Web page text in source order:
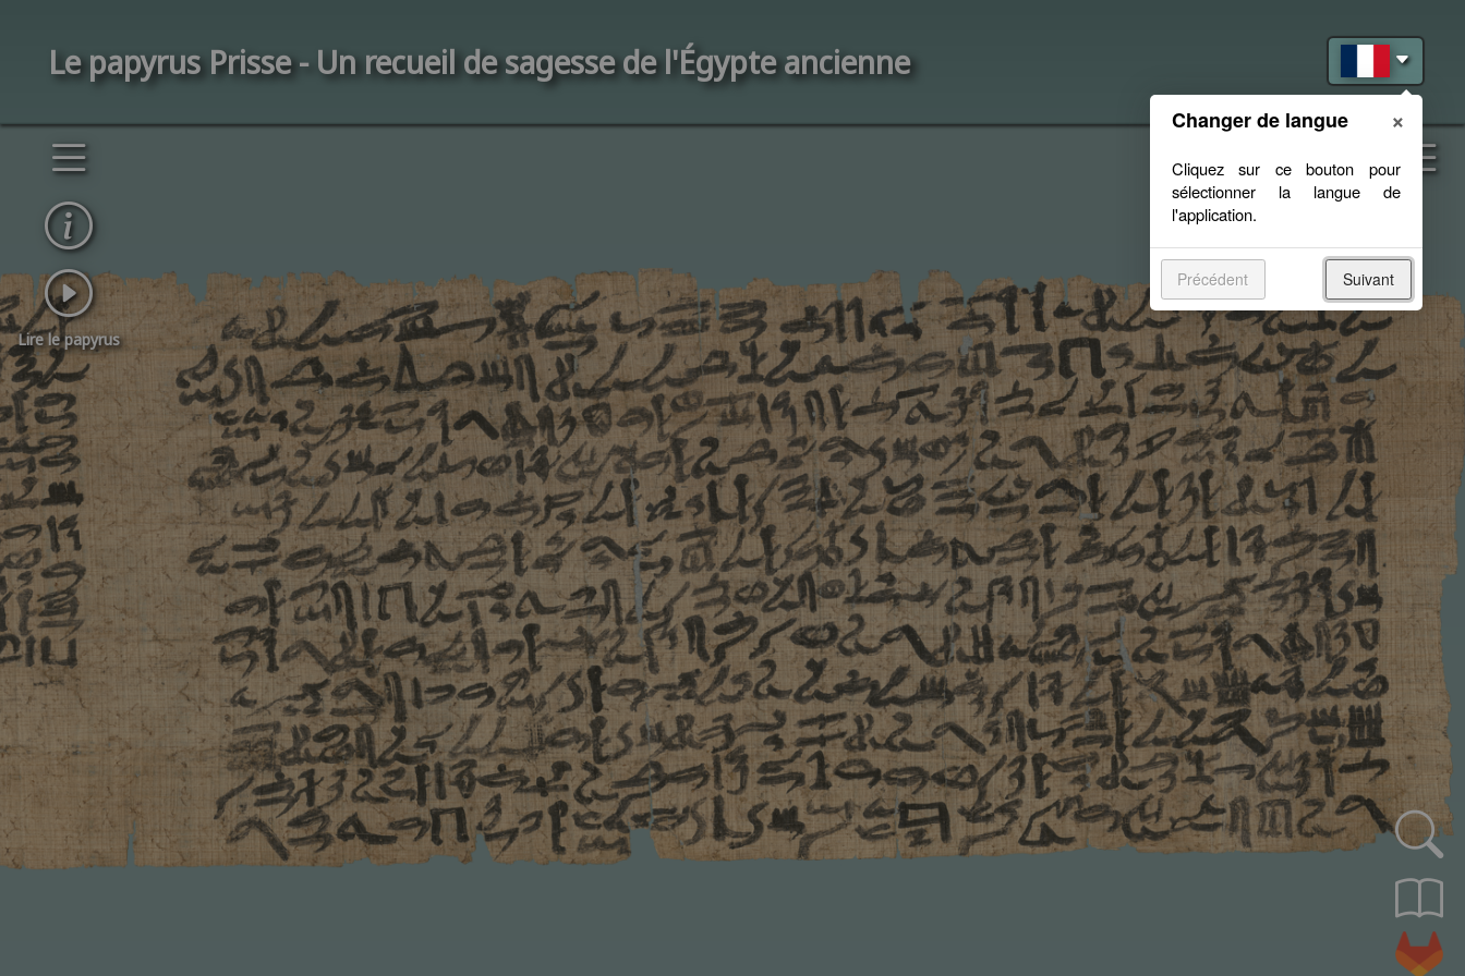
Le papyrus Prisse - Un recueil de sagesse de l'Égypte ancienne
Lire le papyrus
Changer de langue ×
Précédent Suivant